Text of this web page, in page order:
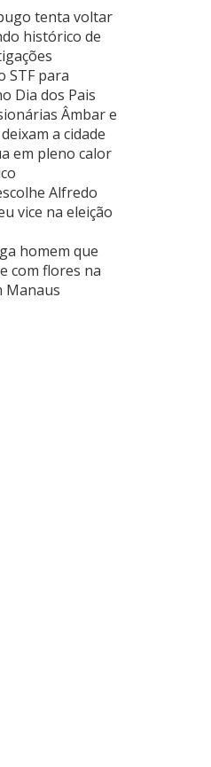
tenta voltar
histórico de
STF para
Dia dos Pais
Âmbar e
a cidade
em pleno calor
Alfredo
vice na eleição
homem que
com flores na
Manaus